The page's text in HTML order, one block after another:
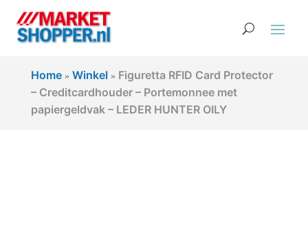
Home» Winkel » Figuretta RFID Card Protector
– Creditcardhouder – Portemonnee met
papiergeldvak – LEDER HUNTER OILY